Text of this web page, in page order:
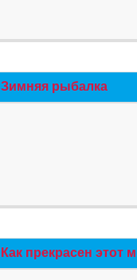
Зимняя рыбалка
Как прекрасен этот